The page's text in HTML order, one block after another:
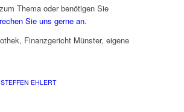
Thema oder benötigen Sie
Sie uns gerne an.
Finanzgericht Münster, eigene
STEFFEN EHLERT